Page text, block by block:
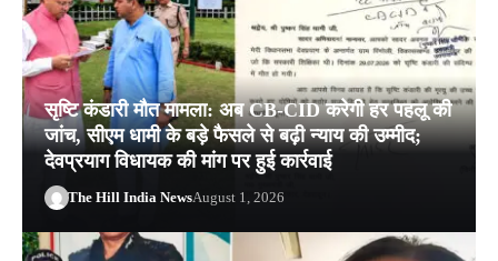
सृष्टि कंडारी मौत मामला: अब CB-CID करेगी हर पहलू की
जांच, सीएम धामी के बड़े फैसले से बढ़ी न्याय की उम्मीद;
देवप्रयाग विधायक की मांग पर हुई कार्रवाई
The Hill India NewsAugust 1, 2026